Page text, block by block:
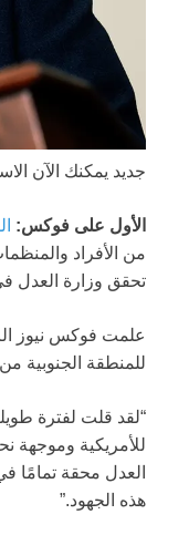
جديد يمكنك الآن
الأول على فوكس:
من الأفراد
تحقق وزارة العدل
علمت فوكس نيوز
للمنطقة الجنوبية
“لقد قلت لفترة
للأمريكية وموجهة
العدل محقة تمامًا
هذه الجهود.”